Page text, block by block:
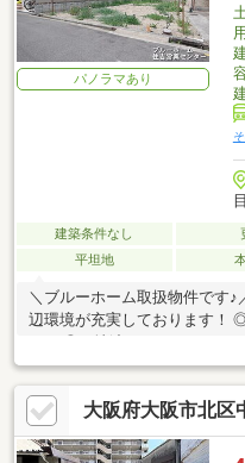
パノラマあり
目
建築条件なし
平坦地
＼ブルーホーム取扱物件です
辺環境が充実しております！
大阪府大阪市北区